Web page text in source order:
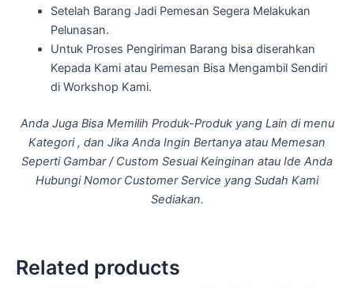
Setelah Barang Jadi Pemesan Segera Melakukan
Pelunasan.
Untuk Proses Pengiriman Barang bisa diserahkan
Kepada Kami atau Pemesan Bisa Mengambil Sendiri
di Workshop Kami.
Anda Juga Bisa Memilih Produk-Produk yang Lain di menu
Kategori , dan Jika Anda Ingin Bertanya atau Memesan
Seperti Gambar / Custom Sesuai Keinginan atau Ide Anda
Hubungi Nomor Customer Service yang Sudah Kami
Sediakan.
Related products